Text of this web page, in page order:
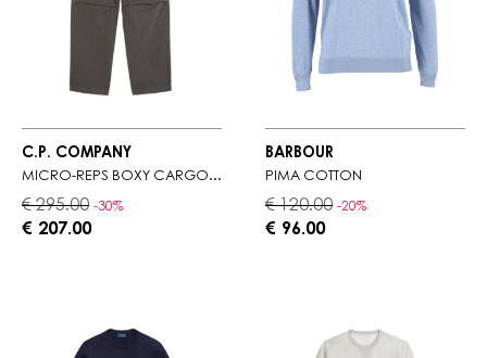
C.P. COMPANY
MICRO-REPS BOXY CARGO LENS PANTS
€ 295.00 -30%
€ 207.00
BARBOUR
PIMA COTTON
€ 120.00 -20%
€ 96.00